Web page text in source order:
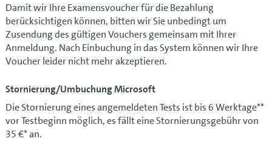
Damit wir Ihre Examensvoucher für die Bezahlung
berücksichtigen können, bitten wir Sie unbedingt um
Zusendung des gültigen Vouchers gemeinsam mit Ihrer
Anmeldung. Nach Einbuchung in das System können wir Ihre
Voucher leider nicht mehr akzeptieren.
Stornierung/Umbuchung Microsoft
Die Stornierung eines angemeldeten Tests ist bis 6 Werktage**
vor Testbeginn möglich, es fällt eine Stornierungsgebühr von
35 €* an.